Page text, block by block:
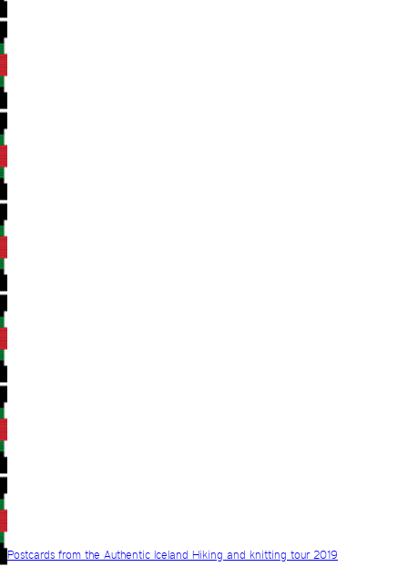
Postcards from the Authentic Iceland Hiking and knitting tour 2019